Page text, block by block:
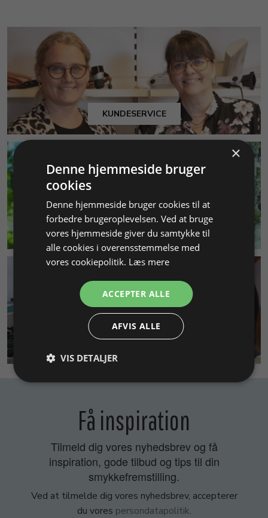
KUNDESERVICE
MILJØ & BÆREDYGTIGHED
SMYKKEKURSER
Få inspiration
Tilmeld dig vores nyhedsbrev og få
inspiration, gode tilbud og tips til din
smykkefremstilling.
Ved at tilmelde dig vores nyhedsbrev, accepterer
du vores persondatapolitik.
×
Denne hjemmeside bruger
cookies
Denne hjemmeside bruger cookies til at
forbedre brugeroplevelsen. Ved at bruge
vores hjemmeside giver du samtykke til
alle cookies i overensstemmelse med
vores cookiepolitik. Læs mere
ACCEPTER ALLE
AFVIS ALLE
VIS DETALJER